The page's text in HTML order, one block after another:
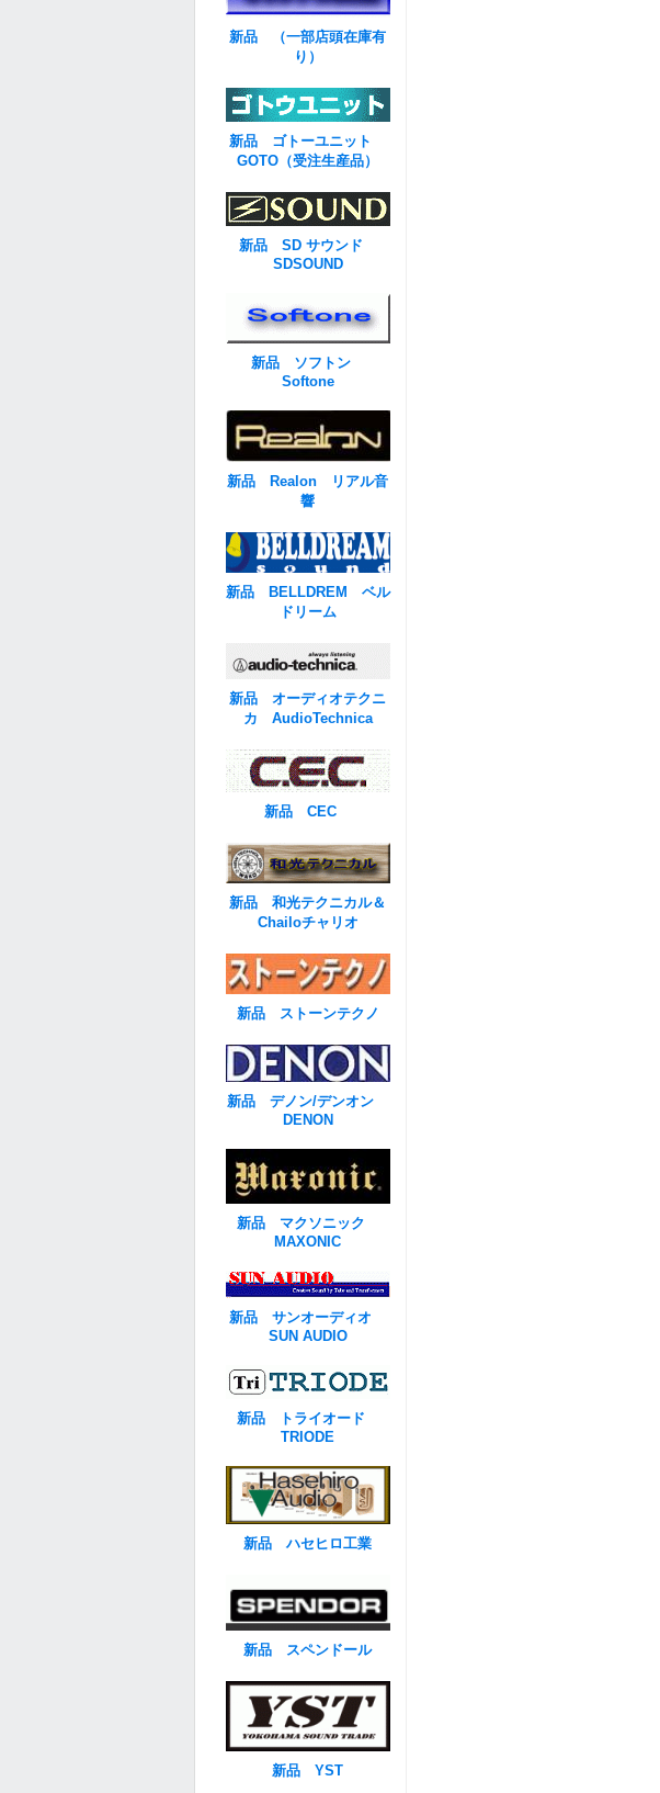
新品 （一部店頭在庫有
り）
新品 ゴトーユニット
GOTO（受注生産品）
新品 SD サウンド
SDSOUND
新品 ソフトン
Softone
新品 Realon リアル音
響
新品 BELLDREM ベル
ドリーム
新品 オーディオテクニ
カ AudioTechnica
新品 CEC
新品 和光テクニカル＆
Chailoチャリオ
新品 ストーンテクノ
新品 デノン/デンオン
DENON
新品 マクソニック
MAXONIC
新品 サンオーディオ
SUN AUDIO
新品 トライオード
TRIODE
新品 ハセヒロ工業
新品 スペンドール
新品 YST